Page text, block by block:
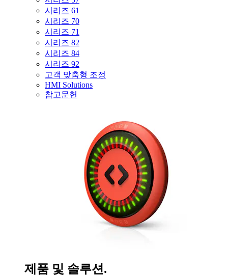
시리즈 61
시리즈 70
시리즈 71
시리즈 82
시리즈 84
시리즈 92
고객 맞춤형 조정
HMI Solutions
참고문헌
제품 및 솔루션.